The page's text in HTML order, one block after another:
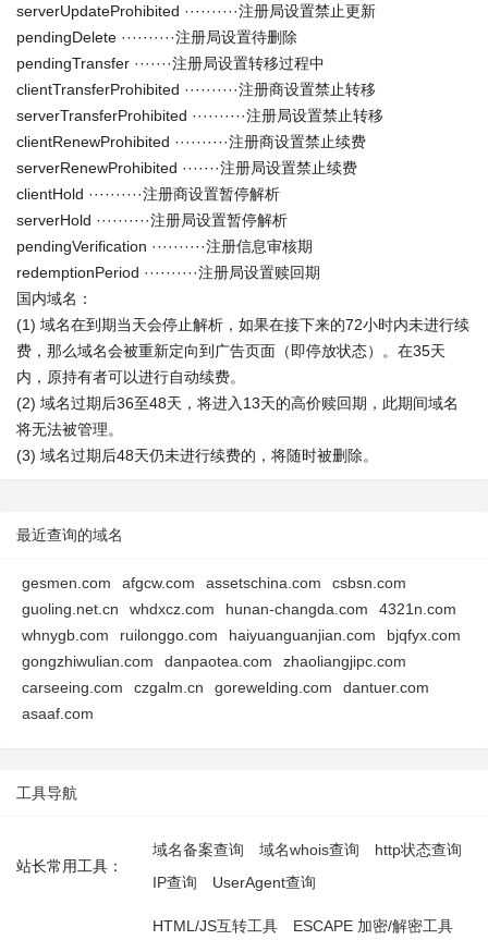
serverUpdateProhibited ··········注册局设置禁止更新
pendingDelete ··········注册局设置待删除
pendingTransfer ·······注册局设置转移过程中
clientTransferProhibited ··········注册商设置禁止转移
serverTransferProhibited ··········注册局设置禁止转移
clientRenewProhibited ··········注册商设置禁止续费
serverRenewProhibited ·······注册局设置禁止续费
clientHold ··········注册商设置暂停解析
serverHold ··········注册局设置暂停解析
pendingVerification ··········注册信息审核期
redemptionPeriod ··········注册局设置赎回期
国内域名：
(1) 域名在到期当天会停止解析，如果在接下来的72小时内未进行续
费，那么域名会被重新定向到广告页面（即停放状态）。在35天
内，原持有者可以进行自动续费。
(2) 域名过期后36至48天，将进入13天的高价赎回期，此期间域名
将无法被管理。
(3) 域名过期后48天仍未进行续费的，将随时被删除。
最近查询的域名
gesmen.com afgcw.com assetschina.com
csbsn.com
guoling.net.cn
whdxcz.com hunan-changda.com
4321n.com
whnygb.com
ruilonggo.com haiyuanguanjian.com
bjqfyx.com
gongzhiwulian.com
danpaotea.com
zhaoliangjipc.com
carseeing.com
czgalm.cn gorewelding.com
dantuer.com
asaaf.com
工具导航
站长常用工具：
域名备案查询 域名whois查询
http状态查询
IP查询
UserAgent查询
HTML/JS互转工具 ESCAPE 加密/解密工具